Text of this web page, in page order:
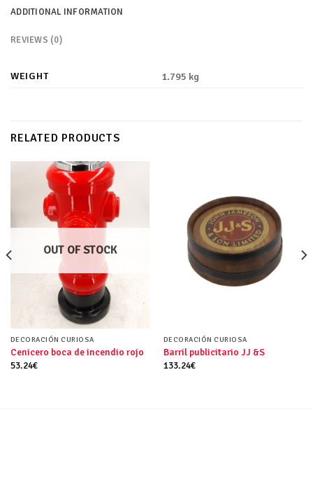
ADDITIONAL INFORMATION
REVIEWS (0)
WEIGHT 1.795 kg
RELATED PRODUCTS
OUT OF STOCK
DECORACIÓN CURIOSA
Cenicero boca de incendio rojo
53.24€
DECORACIÓN CURIOSA
Barril publicitario JJ &S
133.24€